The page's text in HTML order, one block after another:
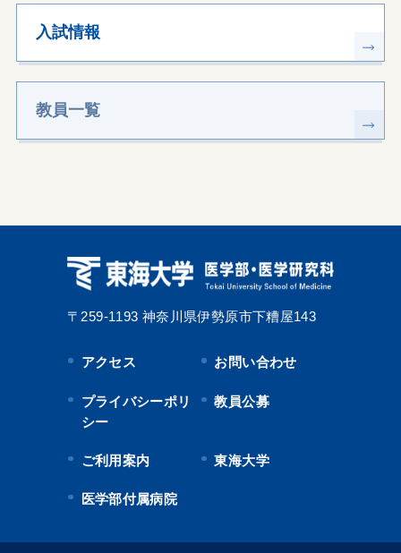
入試情報
教員一覧
〒259-1193 神奈川県伊勢原市下糟屋143
アクセス お問い合わせ
プライバシーポリ
シー
教員公募
ご利用案内 東海大学
医学部付属病院